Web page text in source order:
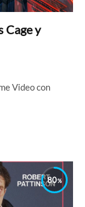
Cage y
Video con
80